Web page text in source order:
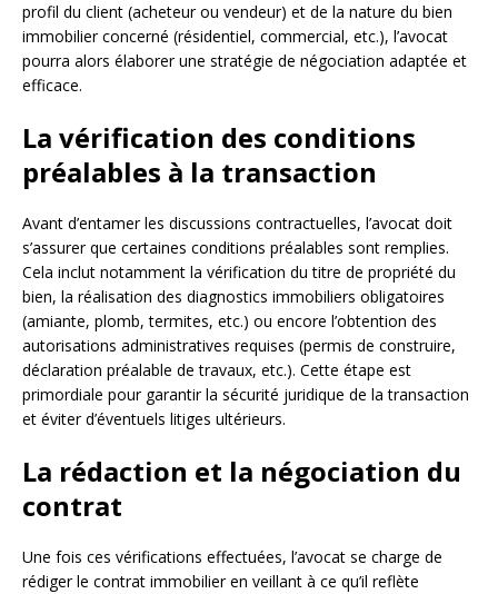
profil du client (acheteur ou vendeur) et de la nature du bien
immobilier concerné (résidentiel, commercial, etc.), l’avocat
pourra alors élaborer une stratégie de négociation adaptée et
efficace.
La vérification des conditions
préalables à la transaction
Avant d’entamer les discussions contractuelles, l’avocat doit
s’assurer que certaines conditions préalables sont remplies.
Cela inclut notamment la vérification du titre de propriété du
bien, la réalisation des diagnostics immobiliers obligatoires
(amiante, plomb, termites, etc.) ou encore l’obtention des
autorisations administratives requises (permis de construire,
déclaration préalable de travaux, etc.). Cette étape est
primordiale pour garantir la sécurité juridique de la transaction
et éviter d’éventuels litiges ultérieurs.
La rédaction et la négociation du
contrat
Une fois ces vérifications effectuées, l’avocat se charge de
rédiger le contrat immobilier en veillant à ce qu’il reflète